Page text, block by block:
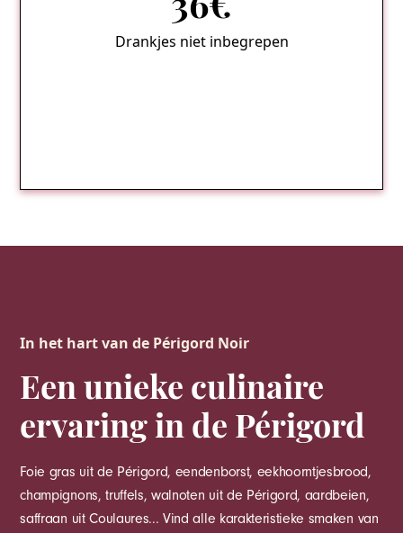
Drankjes niet inbegrepen
In het hart van de Périgord Noir
Een unieke culinaire
ervaring in de Périgord
Foie gras uit de Périgord, eendenborst, eekhoorntjesbrood,
champignons, truffels, walnoten uit de Périgord, aardbeien,
saffraan uit Coulaures... Vind alle karakteristieke smaken van